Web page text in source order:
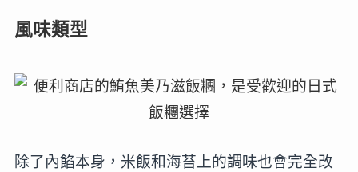
風味類型
除了內餡本身，米飯和海苔上的調味也會完全改